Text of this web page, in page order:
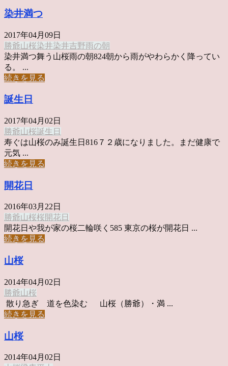
染井満つ
2017年04月09日
勝爺山桜染井染井吉野雨の朝
染井満つ舞う山桜雨の朝824朝から雨がやわらかく降ってい
る。 ...
続きを見る
誕生日
2017年04月02日
勝爺山桜誕生日
寿ぐは山桜のみ誕生日816７２歳になりました。まだ健康で
元気 ...
続きを見る
開花日
2016年03月22日
勝爺山桜桜開花日
開花日や我が家の桜二輪咲く585 東京の桜が開花日 ...
続きを見る
山桜
2014年04月02日
勝爺山桜
散り急ぎ 道を色染む 山桜（勝爺）・満 ...
続きを見る
山桜
2014年04月02日